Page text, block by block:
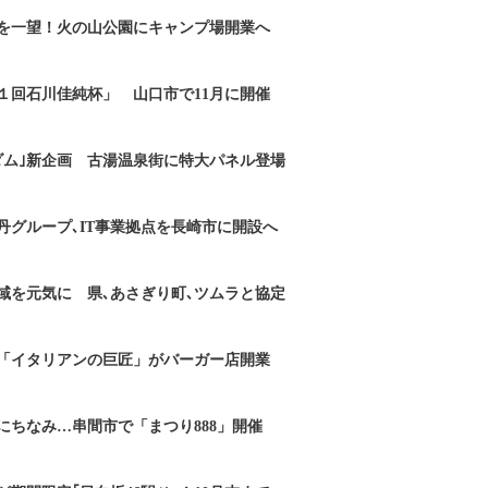
一望！火の山公園にキャンプ場開業へ
回石川佳純杯」 山口市で11月に開催
ム｣新企画 古湯温泉街に特大パネル登場
グループ､IT事業拠点を長崎市に開設へ
を元気に 県､あさぎり町､ツムラと協定
イタリアンの巨匠」がバーガー店開業
ちなみ…串間市で「まつり888」開催